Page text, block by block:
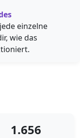
einzelne
wie das
1.656